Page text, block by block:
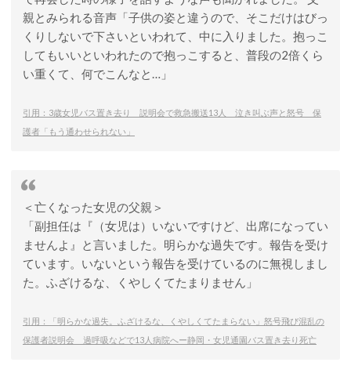
親とみられる音声「子供の姿と違うので、そこだけはびっ
くりしないで下さいといわれて、中に入りました。抱っこ
してもいいといわれたので抱っこすると、普段の2倍くら
い重くて、何でこんなと…」
引用：3歳女児バス置き去り 説明会で救急搬送13人 泣き叫ぶ声と怒号 保
護者「もう通わせられない」
＜亡くなった女児の父親＞
「副担任は『（女児は）いないですけど、出席になってい
ませんよ』と言いました。明らかな過失です。報告を受け
ています。いないという報告を受けているのに無視しまし
た。ふざけるな、くやしくてたまりません」
引用：「明らかな過失。ふざけるな、くやしくてたまらない」怒号飛び混乱の
保護者説明会 過呼吸などで13人病院へー静岡・女児通園バス置き去り死亡